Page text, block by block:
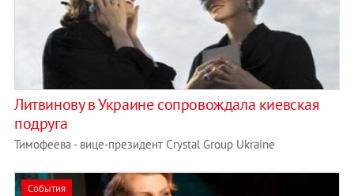
Литвинову в Украине сопровождала киевская
подруга
Тимофеева - вице-президент Crystal Group Ukraine
События